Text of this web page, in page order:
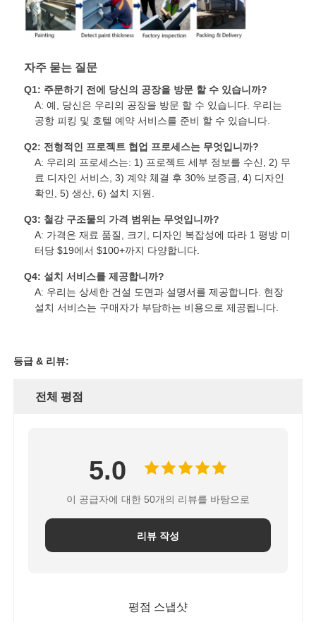
자주 묻는 질문
Q1: 주문하기 전에 당신의 공장을 방문 할 수 있습니까?
A: 예, 당신은 우리의 공장을 방문 할 수 있습니다. 우리는
공항 피킹 및 호텔 예약 서비스를 준비 할 수 있습니다.
Q2: 전형적인 프로젝트 협업 프로세스는 무엇입니까?
A: 우리의 프로세스는: 1) 프로젝트 세부 정보를 수신, 2) 무
료 디자인 서비스, 3) 계약 체결 후 30% 보증금, 4) 디자인
확인, 5) 생산, 6) 설치 지원.
Q3: 철강 구조물의 가격 범위는 무엇입니까?
A: 가격은 재료 품질, 크기, 디자인 복잡성에 따라 1 평방 미
터당 $19에서 $100+까지 다양합니다.
Q4: 설치 서비스를 제공합니까?
A: 우리는 상세한 건설 도면과 설명서를 제공합니다. 현장
설치 서비스는 구매자가 부담하는 비용으로 제공됩니다.
등급 & 리뷰:
전체 평점
5.0
이 공급자에 대한 50개의 리뷰를 바탕으로
리뷰 작성
평점 스냅샷